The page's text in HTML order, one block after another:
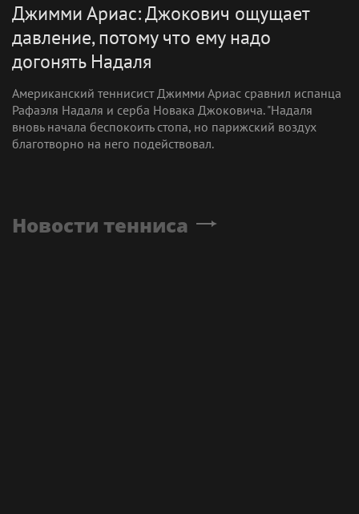
Джимми Ариас: Джокович ощущает
давление, потому что ему надо
догонять Надаля
Американский теннисист Джимми Ариас сравнил испанца
Рафаэля Надаля и серба Новака Джоковича. "Надаля
вновь начала беспокоить стопа, но парижский воздух
благотворно на него подействовал.
Новости тенниса